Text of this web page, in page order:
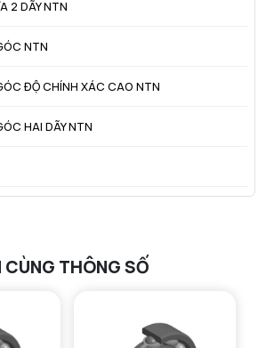
2 DÃY NTN
NTN
ĐỘ CHÍNH XÁC CAO NTN
HAI DÃY NTN
CÙNG THÔNG SỐ